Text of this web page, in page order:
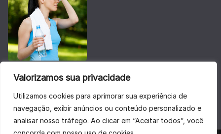
Valorizamos sua privacidade
Utilizamos cookies para aprimorar sua experiência de
navegação, exibir anúncios ou conteúdo personalizado e
analisar nosso tráfego. Ao clicar em “Aceitar todos”, você
Não deixe sua energia baixar no calorão do
28 de janeiro de 2026